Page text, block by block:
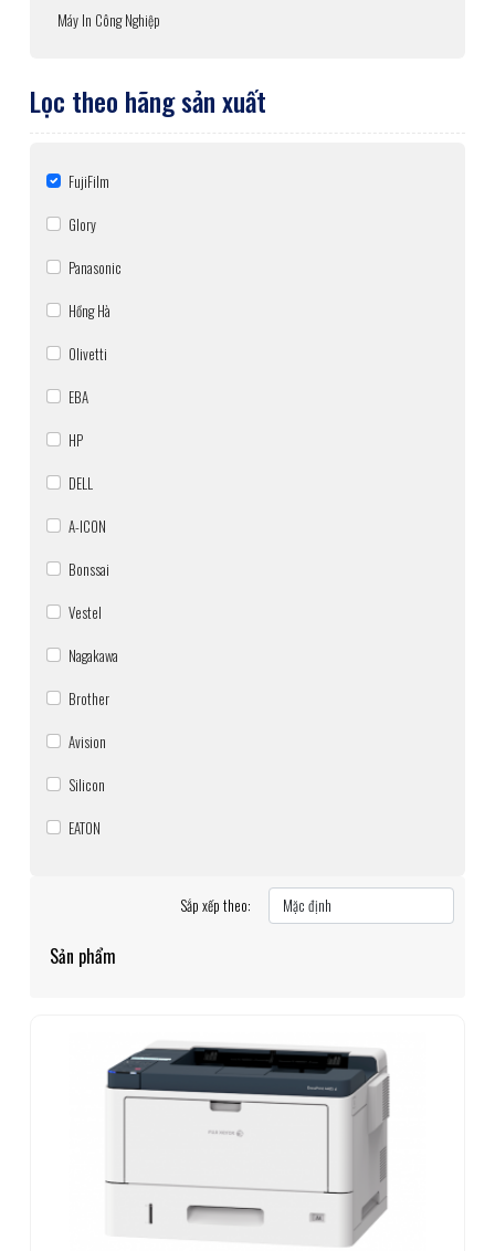
Máy In Công Nghiệp
Lọc theo hãng sản xuất
FujiFilm
Glory
Panasonic
Hồng Hà
Olivetti
EBA
HP
DELL
A-ICON
Bonssai
Vestel
Nagakawa
Brother
Avision
Silicon
EATON
Sản phẩm
Sắp xếp theo: